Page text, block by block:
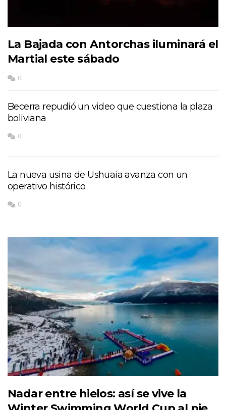
La Bajada con Antorchas iluminará el
Martial este sábado
0
Becerra repudió un video que cuestiona la plaza
boliviana
0
La nueva usina de Ushuaia avanza con un
operativo histórico
0
Nadar entre hielos: así se vive la